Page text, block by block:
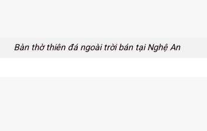
Bàn thờ thiên đá ngoài trời bán tại Nghệ An